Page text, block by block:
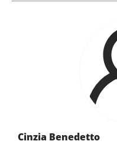
Cinzia Benedetto